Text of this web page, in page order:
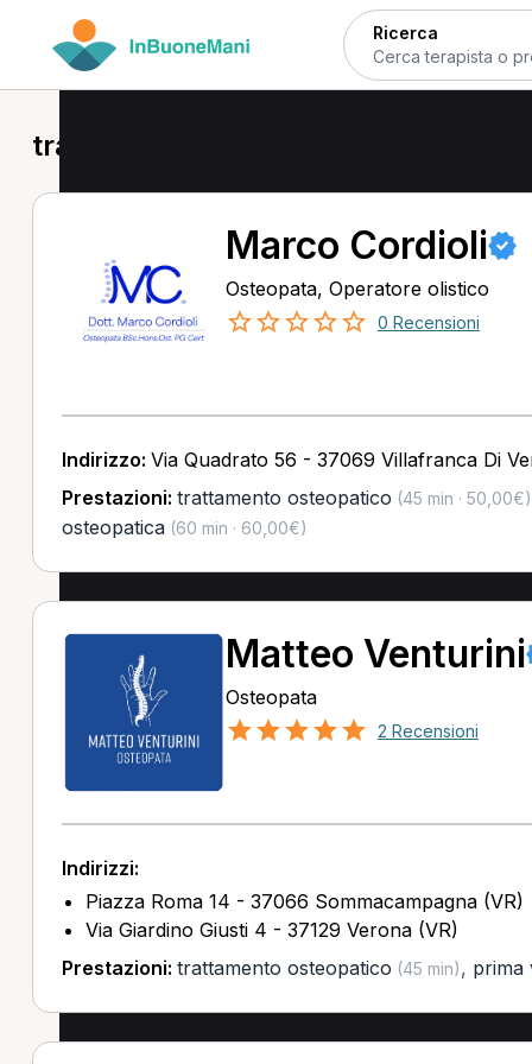
Ricerca
trattamento osteopatico a
Marco Cordioli
Osteopata, Operatore olistico
0 Recensioni
Indirizzo: Via Quadrato 56 - 37069 Villafranca Di
Prestazioni: trattamento osteopatico (45 min · 50,00€)
osteopatica(60 min · 60,00€)
Matteo Venturini
Osteopata
2 Recensioni
Indirizzi:
Piazza Roma 14 - 37066 Sommacampagna (VR)
Via Giardino Giusti 4 - 37129 Verona (VR)
Prestazioni: trattamento osteopatico (45 min), prima